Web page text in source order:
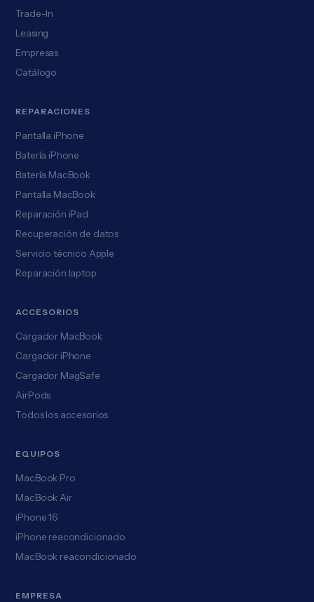
Trade-In
Leasing
Empresas
Catálogo
REPARACIONES
Pantalla iPhone
Batería iPhone
Batería MacBook
Pantalla MacBook
Reparación iPad
Recuperación de datos
Servicio técnico Apple
Reparación laptop
ACCESORIOS
Cargador MacBook
Cargador iPhone
Cargador MagSafe
AirPods
Todos los accesorios
EQUIPOS
MacBook Pro
MacBook Air
iPhone 16
iPhone reacondicionado
MacBook reacondicionado
EMPRESA